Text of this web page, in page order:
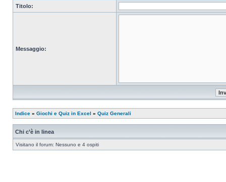
Titolo:
Messaggio:
Indice » Giochi e Quiz in Excel » Quiz Generali
Chi c’è in linea
Visitano il forum: Nessuno e 4 ospiti